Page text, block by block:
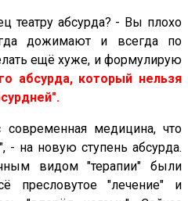
театру абсурда? - Вы плохо
дожимают и всегда по
ещё хуже, и формулирую
абсурда, который нельзя
современная медицина, что
- на новую ступень абсурда.
видом "терапии" были
пресловутое "лечение" и